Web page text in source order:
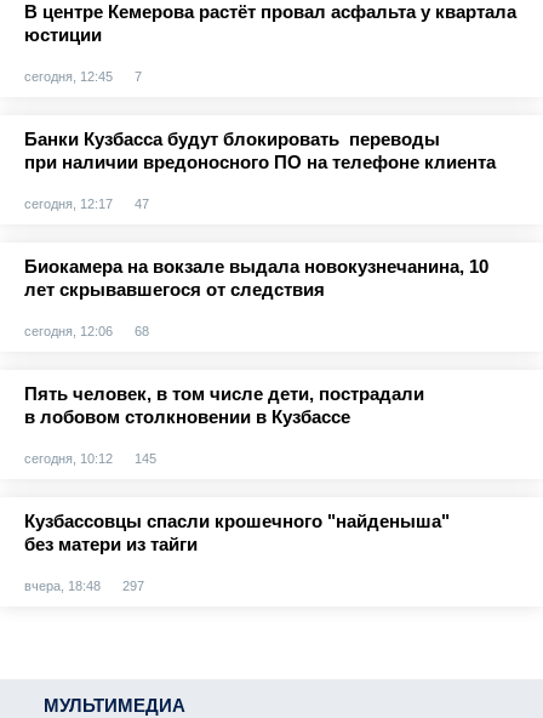
В центре Кемерова растёт провал асфальта у квартала
юстиции
сегодня, 12:45 7
Банки Кузбасса будут блокировать переводы
при наличии вредоносного ПО на телефоне клиента
сегодня, 12:17 47
Биокамера на вокзале выдала новокузнечанина, 10
лет скрывавшегося от следствия
сегодня, 12:06 68
Пять человек, в том числе дети, пострадали
в лобовом столкновении в Кузбассе
сегодня, 10:12 145
Кузбассовцы спасли крошечного "найденыша"
без матери из тайги
вчера, 18:48 297
МУЛЬТИМЕДИА